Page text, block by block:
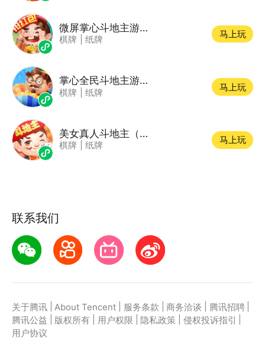
微屏掌心斗地主游戏软件
棋牌 纸牌
马上玩
掌心全民斗地主游戏软件V1.0
棋牌 纸牌
马上玩
美女真人斗地主（移动版）
棋牌 纸牌
马上玩
联系我们
关于腾讯 About Tencent 服务条款 商务洽谈 腾讯招聘
腾讯公益
版权所有 用户权限 隐私政策 侵权投诉指引
用户协议